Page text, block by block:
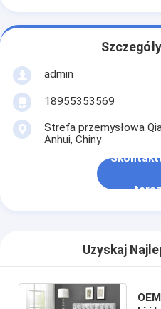
admin
18955353569
Strefa przemysłowa
Anhui, Chiny
Uzyskaj